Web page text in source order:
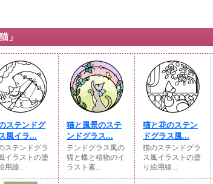
」
ステンドグ
風イラ...
ステンドグラ
イラストの塗
用線...
猫と風景のステ
ンドグラス...
テンドグラス風の
猫と蝶と植物のイ
ラスト素...
猫と花のステン
ドグラス風...
猫のステンドグラ
ス風イラストの塗
り絵用線...